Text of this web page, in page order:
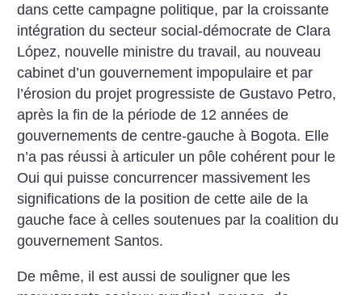
dans cette campagne politique, par la croissante
intégration du secteur social-démocrate de Clara
López, nouvelle ministre du travail, au nouveau
cabinet d’un gouvernement impopulaire et par
l’érosion du projet progressiste de Gustavo Petro,
après la fin de la période de 12 années de
gouvernements de centre-gauche à Bogota. Elle
n’a pas réussi à articuler un pôle cohérent pour le
Oui qui puisse concurrencer massivement les
significations de la position de cette aile de la
gauche face à celles soutenues par la coalition du
gouvernement Santos.
De même, il est aussi de souligner que les